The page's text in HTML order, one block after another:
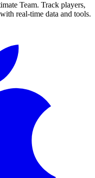
Team. Track players,
real-time data and tools.